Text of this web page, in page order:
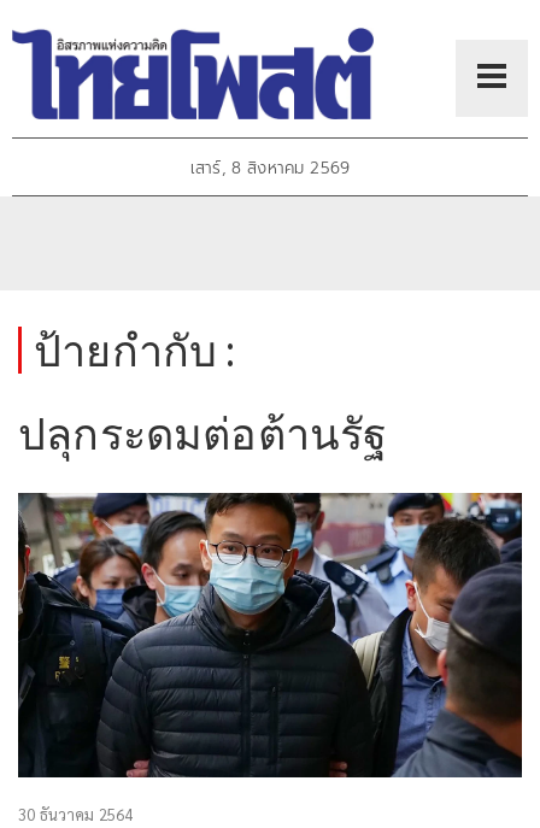
เสาร์, 8 สิงหาคม 2569
ป้ายกำกับ :
ปลุกระดมต่อต้านรัฐ
30 ธันวาคม 2564